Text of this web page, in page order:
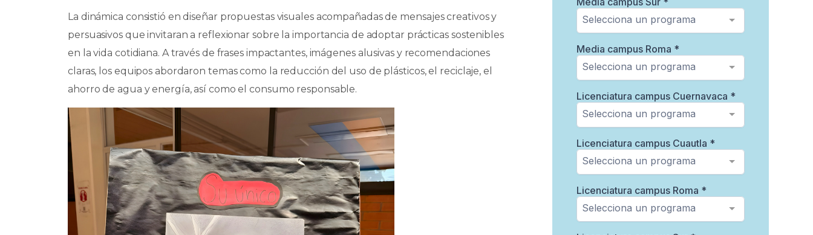
k
La dinámica consistió en diseñar propuestas visuales acompañadas de mensajes creativos y
persuasivos que invitaran a reflexionar sobre la importancia de adoptar prácticas sostenibles
en la vida cotidiana. A través de frases impactantes, imágenes alusivas y recomendaciones
claras, los equipos abordaron temas como la reducción del uso de plásticos, el reciclaje, el
ahorro de agua y energía, así como el consumo responsable.